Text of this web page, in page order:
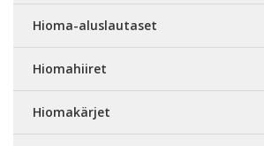
Hioma-aluslautaset
Hiomahiiret
Hiomakärjet